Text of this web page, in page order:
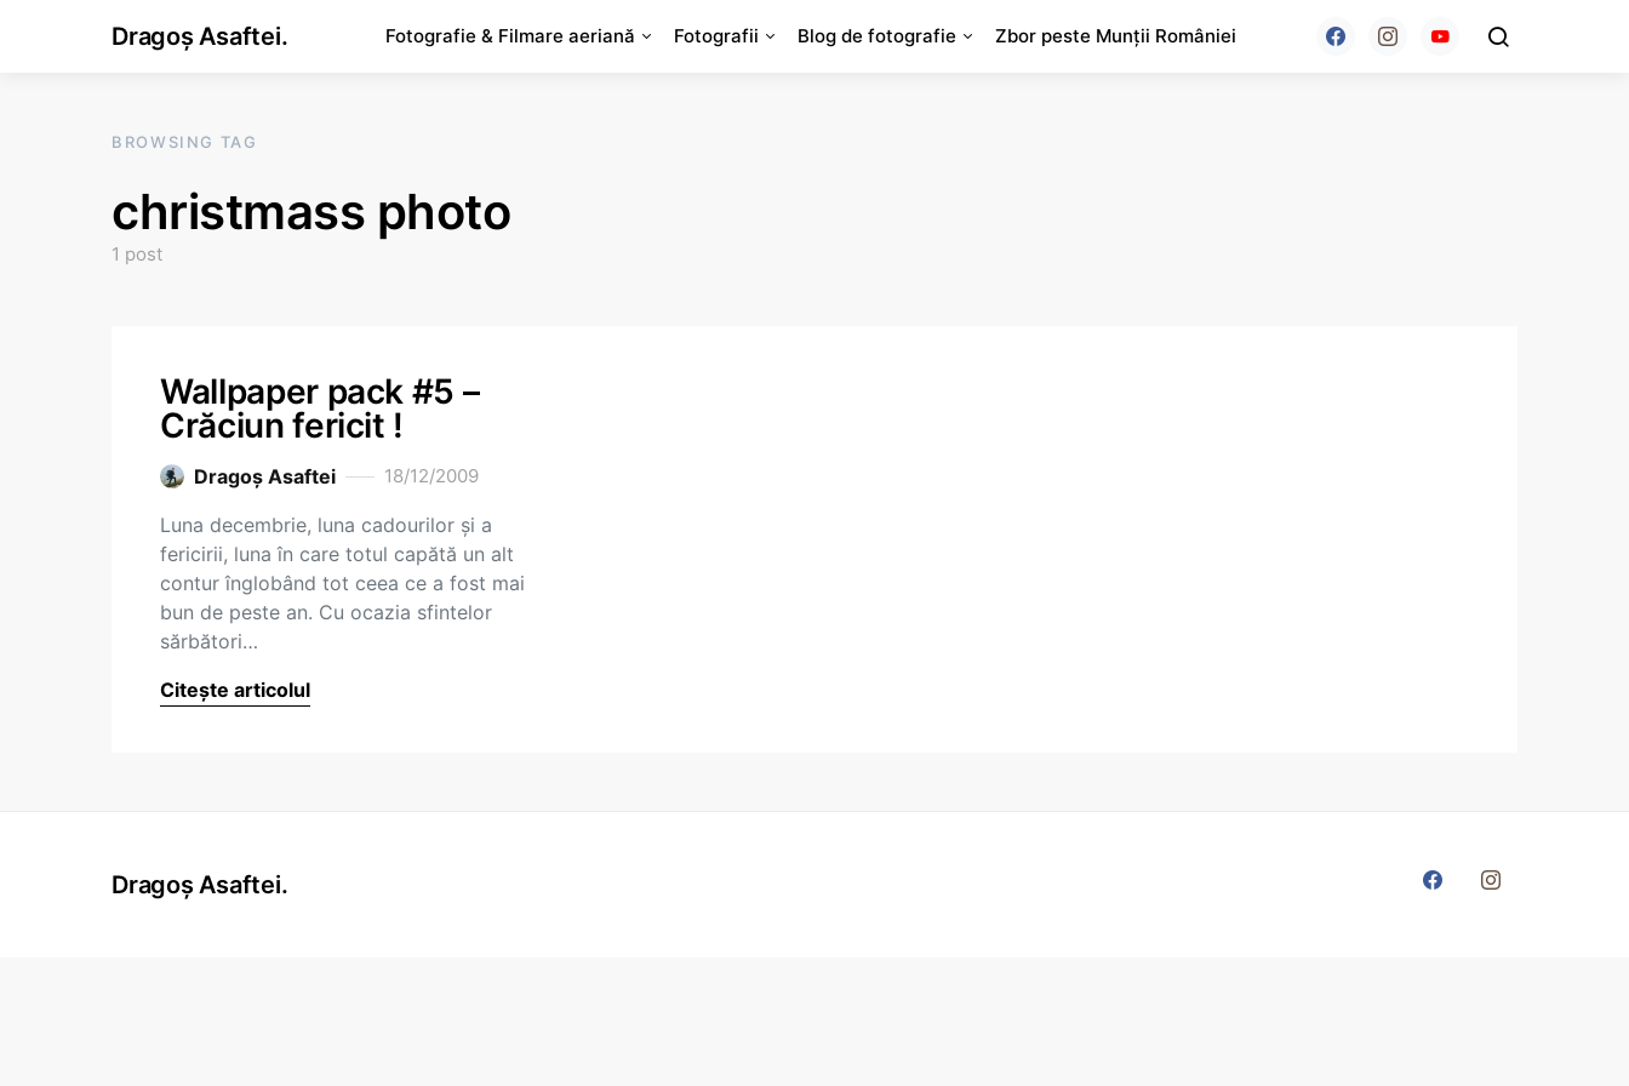
Dragoș Asaftei. Fotografie & Filmare aeriană Fotografii Blog de fotografie Zbor peste Munții României
BROWSING TAG
christmass photo
1 post
Wallpaper pack #5 –
Crăciun fericit !
Dragoş Asaftei 18/12/2009
Luna decembrie, luna cadourilor şi a
fericirii, luna în care totul capătă un alt
contur înglobând tot ceea ce a fost mai
bun de peste an. Cu ocazia sfintelor
sărbători…
Citește articolul
Dragoș Asaftei.